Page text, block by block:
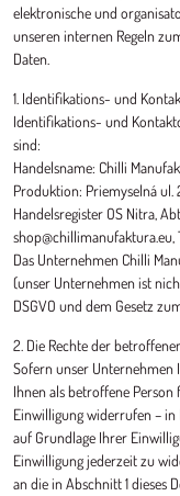
elektronische und
unseren internen Regeln
Daten.
1. Identifikations- und
Identifikations- und
sind:
Handelsname: Chilli
Produktion: Priemyselná ul.
Handelsregister OS Nitra,
shop@chillimanufaktura.eu,
Das Unternehmen Chilli
(unser Unternehmen ist
DSGVO und dem Gesetz
2. Die Rechte der
Sofern unser Unternehmen
Ihnen als betroffene Person
Einwilligung widerrufen – in
auf Grundlage Ihrer
Einwilligung jederzeit zu
an die in Abschnitt 1 dieses